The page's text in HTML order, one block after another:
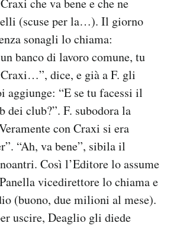
(scuse per la…). Il giorno
sonagli lo chiama:
banco di lavoro comune, tu
dice, e già a F. gli
aggiunge: “E se tu facessi il
dei club?”. F. subodora la
con Craxi si era
“Ah, va bene”, sibila il
Così l’Editore lo assume
vicedirettore lo chiama e
(buono, due milioni al mese).
uscire, Deaglio gli diede